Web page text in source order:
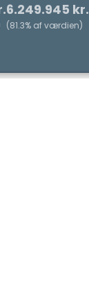
6.249.945 kr.
(81.3% af værdien)